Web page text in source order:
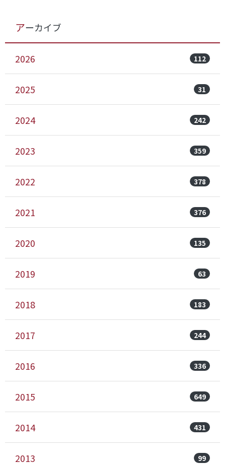
アーカイブ
2026 112
2025 31
2024 242
2023 359
2022 378
2021 376
2020 135
2019 63
2018 183
2017 244
2016 336
2015 649
2014 431
2013 99